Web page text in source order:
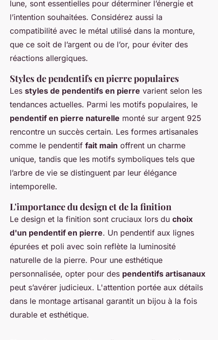
lune, sont essentielles pour déterminer l’énergie et
l’intention souhaitées. Considérez aussi la
compatibilité avec le métal utilisé dans la monture,
que ce soit de l’argent ou de l’or, pour éviter des
réactions allergiques.
Styles de pendentifs en pierre populaires
Les styles de pendentifs en pierre varient selon les
tendances actuelles. Parmi les motifs populaires, le
pendentif en pierre naturelle monté sur argent 925
rencontre un succès certain. Les formes artisanales
comme le pendentif fait main offrent un charme
unique, tandis que les motifs symboliques tels que
l’arbre de vie se distinguent par leur élégance
intemporelle.
L'importance du design et de la finition
Le design et la finition sont cruciaux lors du choix
d'un pendentif en pierre. Un pendentif aux lignes
épurées et poli avec soin reflète la luminosité
naturelle de la pierre. Pour une esthétique
personnalisée, opter pour des pendentifs artisanaux
peut s’avérer judicieux. L'attention portée aux détails
dans le montage artisanal garantit un bijou à la fois
durable et esthétique.